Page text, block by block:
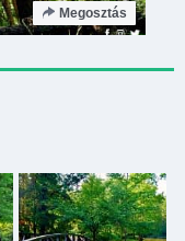
Megosztás